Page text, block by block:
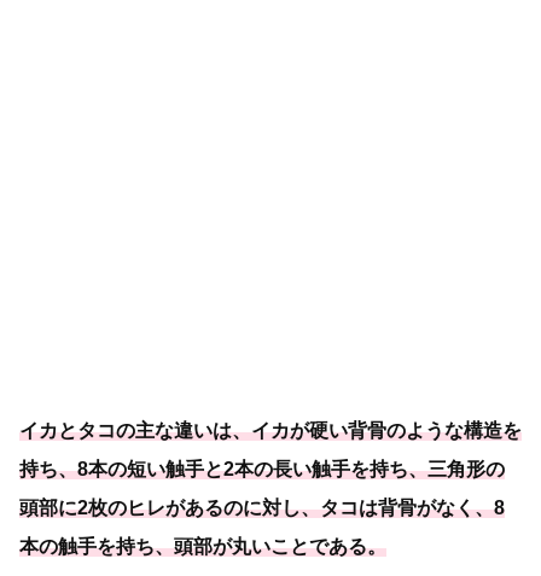
イカとタコの主な違いは、イカが硬い背骨のような構造を
持ち、8本の短い触手と2本の長い触手を持ち、三角形の
頭部に2枚のヒレがあるのに対し、タコは背骨がなく、8
本の触手を持ち、頭部が丸いことである。